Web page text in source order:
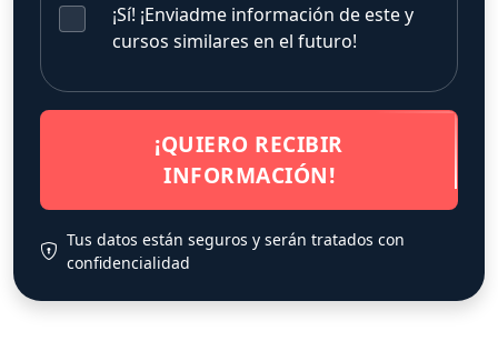
¡Sí! ¡Enviadme información de este y
cursos similares en el futuro!
¡QUIERO RECIBIR
INFORMACIÓN!
Tus datos están seguros y serán tratados con
confidencialidad